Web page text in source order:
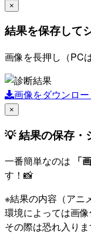
×
結果を保存して
画像を長押し（PC
画像をダウンロー
×
💡 結果の保存・
一番簡単なのは 「
す！📸
※結果の内容（アニ
環境によっては画
その際は恐れ入り